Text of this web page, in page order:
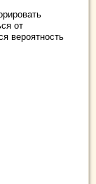
от
вероятность